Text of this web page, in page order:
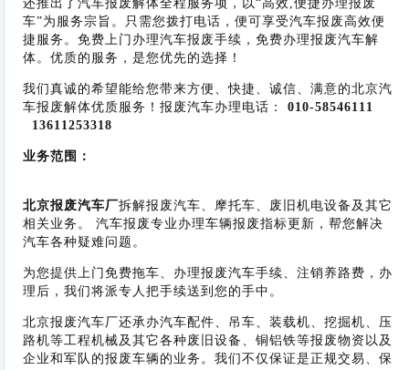
还推出了汽车报废解体全程服务项，以“高效,便捷办理报废
车”为服务宗旨。只需您拨打电话，便可享受汽车报废高效便
捷服务。免费上门办理汽车报废手续，免费办理报废汽车解
体。优质的服务，是您优先的选择！
我们真诚的希望能给您带来方便、快捷、诚信、满意的北京汽
车报废解体优质服务！报废汽车办理电话：
010-58546111
13611253318
业务范围：
北京报废汽车厂拆解报废汽车、摩托车、废旧机电设备及其它
相关业务。 汽车报废专业办理车辆报废指标更新，帮您解决
汽车各种疑难问题。
为您提供上门免费拖车、办理报废汽车手续、注销养路费，办
理后，我们将派专人把手续送到您的手中。
北京报废汽车厂还承办汽车配件、吊车、装载机、挖掘机、压
路机等工程机械及其它各种废旧设备、铜铝铁等报废物资以及
企业和军队的报废车辆的业务。我们不仅保证是正规交易、保